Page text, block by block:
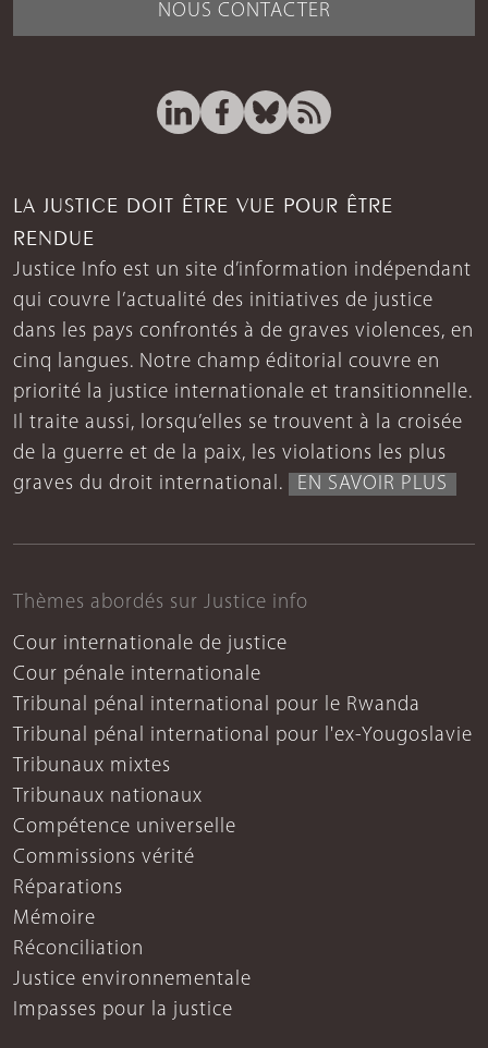
NOUS CONTACTER
LA JUSTICE DOIT ÊTRE VUE POUR ÊTRE
RENDUE
Justice Info est un site d’information indépendant
qui couvre l’actualité des initiatives de justice
dans les pays confrontés à de graves violences, en
cinq langues. Notre champ éditorial couvre en
priorité la justice internationale et transitionnelle.
Il traite aussi, lorsqu’elles se trouvent à la croisée
de la guerre et de la paix, les violations les plus
graves du droit international.
EN SAVOIR PLUS
Thèmes abordés sur Justice info
Cour internationale de justice
Cour pénale internationale
Tribunal pénal international pour le Rwanda
Tribunal pénal international pour l'ex-Yougoslavie
Tribunaux mixtes
Tribunaux nationaux
Compétence universelle
Commissions vérité
Réparations
Mémoire
Réconciliation
Justice environnementale
Impasses pour la justice